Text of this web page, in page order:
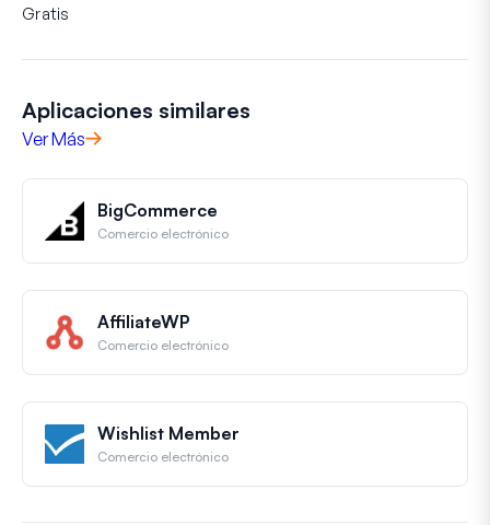
Gratis
Aplicaciones similares
Ver Más
BigCommerce
Comercio electrónico
AffiliateWP
Comercio electrónico
Wishlist Member
Comercio electrónico